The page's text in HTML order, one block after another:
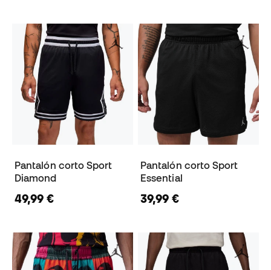
Pantalón corto Sport
Diamond
49,99 €
Pantalón corto Sport
Essential
39,99 €